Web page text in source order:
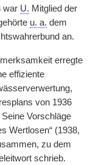
war U. Mitglied der
u. a. dem
an.
erregte
effiziente
von 1936
Vorschläge
Wertlosen“ (1938,
zu dem
schrieb.